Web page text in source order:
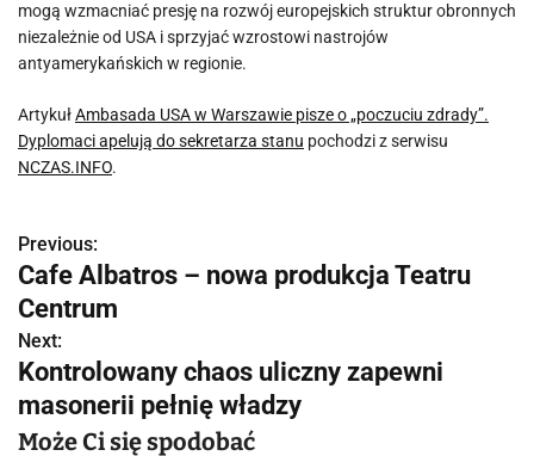
mogą wzmacniać presję na rozwój europejskich struktur obronnych
niezależnie od USA i sprzyjać wzrostowi nastrojów
antyamerykańskich w regionie.
ArtykułAmbasada USA w Warszawie pisze o „poczuciu zdrady”.
Dyplomaci apelują do sekretarza stanu pochodzi z serwisu
NCZAS.INFO.
N
a
w
i
g
Previous:
Cafe Albatros – nowa produkcja Teatru
Centrum
Next:
Kontrolowany chaos uliczny zapewni
masonerii pełnię władzy
Może Ci się spodobać